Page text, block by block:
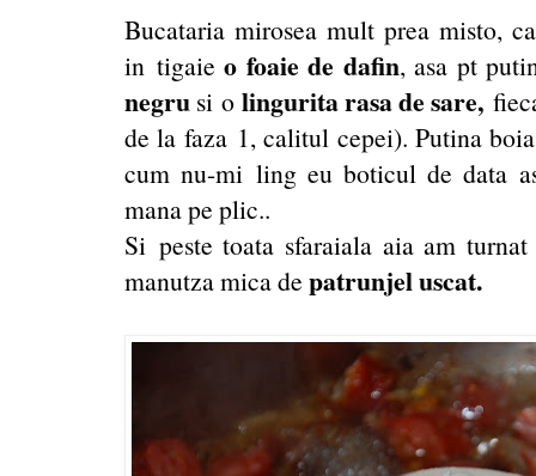
Bucataria mirosea mult prea misto,
in tigaieo foaie de dafin, asa pt
negru si o lingurita rasa de sare,
de la faza 1, calitul cepei). Putina
cum nu-mi ling eu boticul de data
mana pe plic..
Si peste toata sfaraiala aia am turnat
manutza mica de patrunjel uscat.